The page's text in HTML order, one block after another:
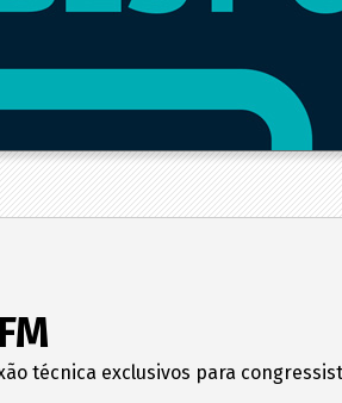
técnica exclusivos para